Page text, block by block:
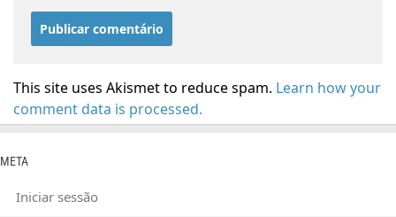
This site uses Akismet to reduce spam. Learn how your
comment data is processed.
META
Iniciar sessão